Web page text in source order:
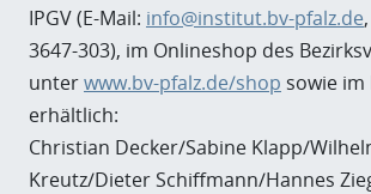
IPGV (E-Mail: info@institut.bv-pfalz.de
3647-303), im Onlineshop des
unterwww.bv-pfalz.de/shop sowie
erhältlich:
Christian Decker/Sabine Klapp/
Kreutz/Dieter Schiffmann/Hannes